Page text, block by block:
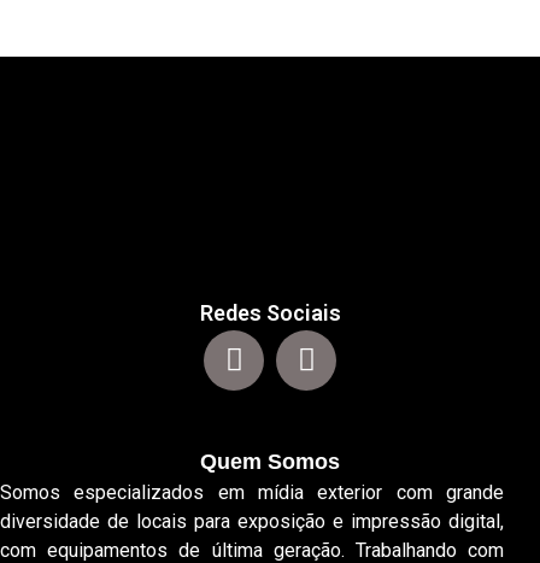
Redes Sociais
Quem Somos
Somos especializados em mídia exterior com grande
diversidade de locais para exposição e impressão digital,
com equipamentos de última geração. Trabalhando com